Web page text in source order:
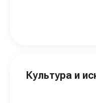
Культура и